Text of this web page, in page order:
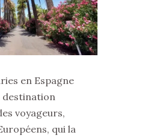
en Espagne
destination
voyageurs,
qui la